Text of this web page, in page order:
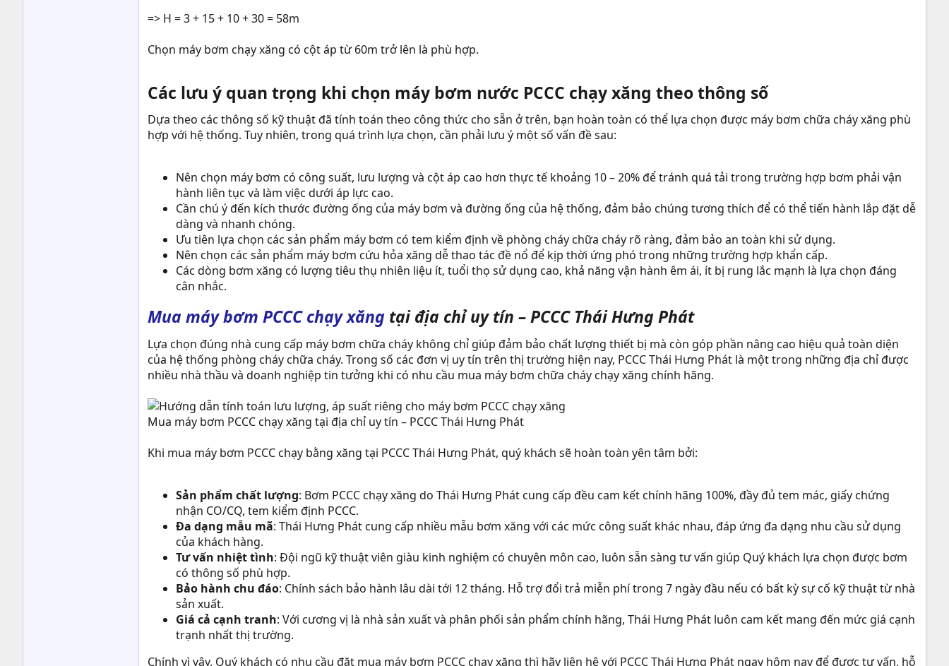
=> H = 3 + 15 + 10 + 30 = 58m
Chọn máy bơm chạy xăng có cột áp từ 60m trở lên là phù hợp.
Các lưu ý quan trọng khi chọn máy bơm nước PCCC chạy xăng theo thông số​
Dựa theo các thông số kỹ thuật đã tính toán theo công thức cho sẵn ở trên, bạn hoàn toàn có thể lựa chọn được máy bơm chữa cháy xăng phù
hợp với hệ thống. Tuy nhiên, trong quá trình lựa chọn, cần phải lưu ý một số vấn đề sau:
Nên chọn máy bơm có công suất, lưu lượng và cột áp cao hơn thực tế khoảng 10 – 20% để tránh quá tải trong trường hợp bơm phải vận
hành liên tục và làm việc dưới áp lực cao.
Cần chú ý đến kích thước đường ống của máy bơm và đường ống của hệ thống, đảm bảo chúng tương thích để có thể tiến hành lắp đặt dễ
dàng và nhanh chóng.
Ưu tiên lựa chọn các sản phẩm máy bơm có tem kiểm định về phòng cháy chữa cháy rõ ràng, đảm bảo an toàn khi sử dụng.
Nên chọn các sản phẩm máy bơm cứu hỏa xăng dễ thao tác đề nổ để kịp thời ứng phó trong những trường hợp khẩn cấp.
Các dòng bơm xăng có lượng tiêu thụ nhiên liệu ít, tuổi thọ sử dụng cao, khả năng vận hành êm ái, ít bị rung lắc mạnh là lựa chọn đáng
cân nhắc.
Mua máy bơm PCCC chạy xăng tại địa chỉ uy tín – PCCC Thái Hưng Phát
Lựa chọn đúng nhà cung cấp máy bơm chữa cháy không chỉ giúp đảm bảo chất lượng thiết bị mà còn góp phần nâng cao hiệu quả toàn diện
của hệ thống phòng cháy chữa cháy. Trong số các đơn vị uy tín trên thị trường hiện nay, PCCC Thái Hưng Phát là một trong những địa chỉ được
nhiều nhà thầu và doanh nghiệp tin tưởng khi có nhu cầu mua máy bơm chữa cháy chạy xăng chính hãng.
Mua máy bơm PCCC chạy xăng tại địa chỉ uy tín – PCCC Thái Hưng Phát
Khi mua máy bơm PCCC chạy bằng xăng tại PCCC Thái Hưng Phát, quý khách sẽ hoàn toàn yên tâm bởi:
Sản phẩm chất lượng: Bơm PCCC chạy xăng do Thái Hưng Phát cung cấp đều cam kết chính hãng 100%, đầy đủ tem mác, giấy chứng
nhận CO/CQ, tem kiểm định PCCC.
Đa dạng mẫu mã: Thái Hưng Phát cung cấp nhiều mẫu bơm xăng với các mức công suất khác nhau, đáp ứng đa dạng nhu cầu sử dụng
của khách hàng.
Tư vấn nhiệt tình: Đội ngũ kỹ thuật viên giàu kinh nghiệm có chuyên môn cao, luôn sẵn sàng tư vấn giúp Quý khách lựa chọn được bơm
có thông số phù hợp.
Bảo hành chu đáo: Chính sách bảo hành lâu dài tới 12 tháng. Hỗ trợ đổi trả miễn phí trong 7 ngày đầu nếu có bất kỳ sự cố kỹ thuật từ nhà
sản xuất.
Giá cả cạnh tranh: Với cương vị là nhà sản xuất và phân phối sản phẩm chính hãng, Thái Hưng Phát luôn cam kết mang đến mức giá cạnh
trạnh nhất thị trường.
Chính vì vậy, Quý khách có nhu cầu đặt mua máy bơm PCCC chạy xăng thì hãy liên hệ với PCCC Thái Hưng Phát ngay hôm nay để được tư vấn, hỗ